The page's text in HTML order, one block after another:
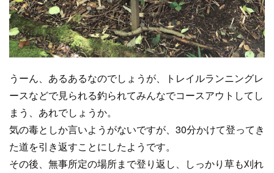
うーん、あるあるなのでしょうが、トレイルランニングレ
ースなどで見られる釣られてみんなでコースアウトしてし
まう、あれでしょうか。
気の毒としか言いようがないですが、30分かけて登ってき
た道を引き返すことにしたようです。
その後、無事所定の場所まで登り返し、しっかり草も刈れ